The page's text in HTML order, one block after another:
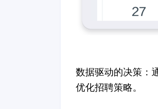
数据驱动的决策：
优化招聘策略。